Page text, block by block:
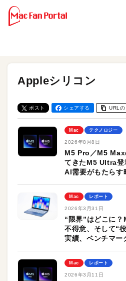
Appleシリコン
ポスト シェアする URLの
Mac テクノロジー
2026年8月8日
M5 Pro／M5 Max
てきたM5 Ultra登
AI需要がもたらす
Mac レポート
2026年3月31日
“限界”はどこに
不得意、そして“
実績、ベンチマー
Mac レポート
2026年3月11日